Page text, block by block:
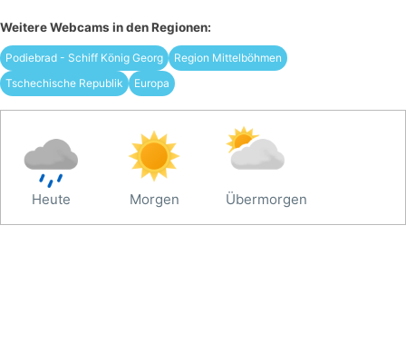
Weitere Webcams in den Regionen:
Podiebrad - Schiff König Georg
Region Mittelböhmen
Tschechische Republik
Europa
Heute Morgen Übermorgen